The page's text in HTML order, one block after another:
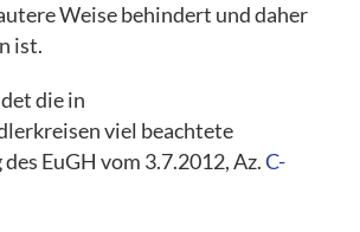
Weise behindert und daher
ist.
die in
viel beachtete
EuGH vom 3.7.2012, Az.C-